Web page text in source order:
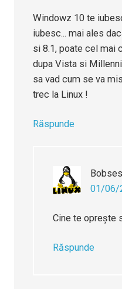
Windowz 10 te
iubesc... mai ales
si 8.1, poate cel mai
dupa Vista si
sa vad cum se va
trec la Linux !
Răspunde
Bobses
01/06/
Cine te opreşte
Răspunde